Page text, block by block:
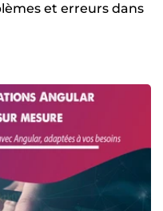
et erreurs dans